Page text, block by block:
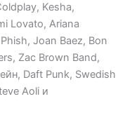
Kesha,
Lovato, Ariana
Joan Baez, Bon
Zac Brown Band,
Daft Punk, Swedish
Aoli и